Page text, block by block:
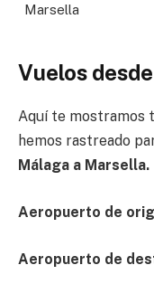
Marsella
Vuelos
Aquí te mostramos
hemos rastreado
Málaga a Marsella.
Aeropuerto de
Aeropuerto de